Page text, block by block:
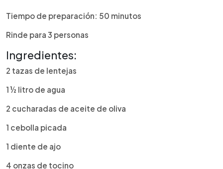
Tiempo de preparación: 50 minutos
Rinde para 3 personas
Ingredientes:
2 tazas de lentejas
1 ½ litro de agua
2 cucharadas de aceite de oliva
1 cebolla picada
1 diente de ajo
4 onzas de tocino